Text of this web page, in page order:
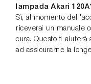
lampada Akari
Sì, al momento
riceverai un manuale
cura. Questo ti aiuterà
ad assicurarne la